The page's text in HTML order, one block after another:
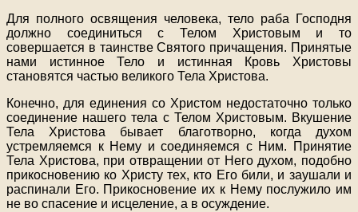
Для полного освящения человека, тело раба Господня
должно соединиться с Телом Христовым и то
совершается в таинстве Святого причащения. Принятые
нами истинное Тело и истинная Кровь Христовы
становятся частью великого Тела Христова.
Конечно, для единения со Христом недостаточно только
соединение нашего тела с Телом Христовым. Вкушение
Тела Христова бывает благотворно, когда духом
устремляемся к Нему и соединяемся с Ним. Принятие
Тела Христова, при отвращении от Него духом, подобно
прикосновению ко Христу тех, кто Его били, и заушали и
распинали Его. Прикосновение их к Нему послужило им
не во спасение и исцеление, а в осуждение.